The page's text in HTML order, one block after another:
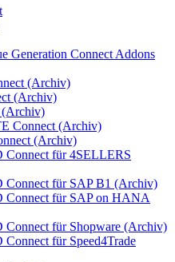
Generation Connect Addons
(Archiv)
(Archiv)
(Archiv)
Connect (Archiv)
(Archiv)
für 4SELLERS
für SAP B1 (Archiv)
für SAP on HANA
für Shopware (Archiv)
für Speed4Trade